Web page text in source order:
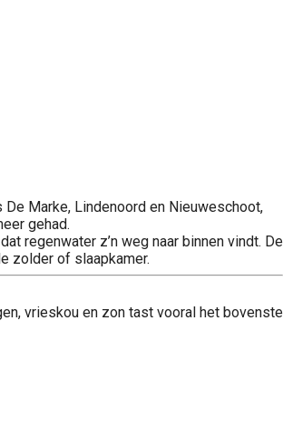
Marke, Lindenoord en Nieuweschoot,
gehad.
regenwater z’n weg naar binnen vindt. De
zolder of slaapkamer.
vrieskou en zon tast vooral het bovenste